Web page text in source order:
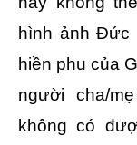
hình ảnh Đức
hiền phu của
người cha/
không có